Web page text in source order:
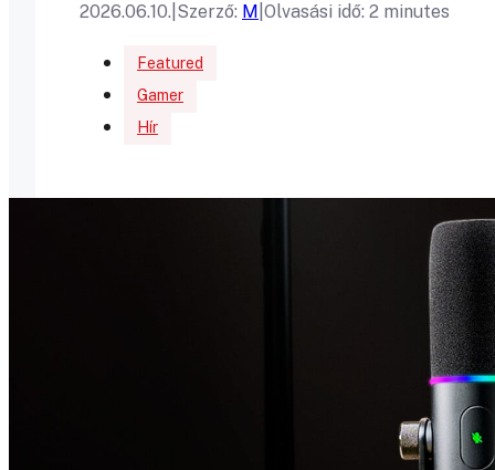
2026.06.10. Szerző: M Olvasási idő: 2 minutes
Featured
Gamer
Hír